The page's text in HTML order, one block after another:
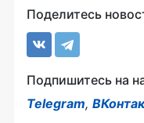
Поделитесь
Подпишитесь на
Telegram,